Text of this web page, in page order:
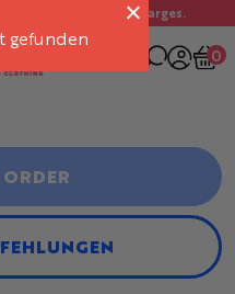
gefunden
duties or customs charges.
0